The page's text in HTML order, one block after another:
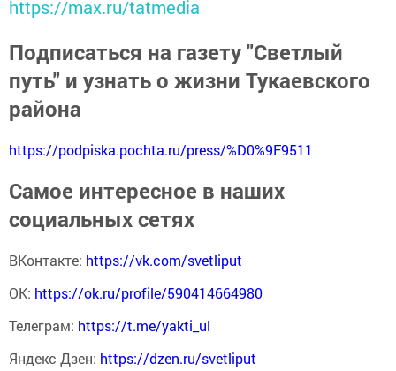
https://max.ru/tatmedia
Подписаться на газету "Светлый
путь" и узнать о жизни Тукаевского
района
https://podpiska.pochta.ru/press/%D0%9F9511
Самое интересное в наших
социальных сетях
ВКонтакте: https://vk.com/svetliput
ОК: https://ok.ru/profile/590414664980
Телеграм: https://t.me/yakti_ul
Яндекс Дзен: https://dzen.ru/svetliput